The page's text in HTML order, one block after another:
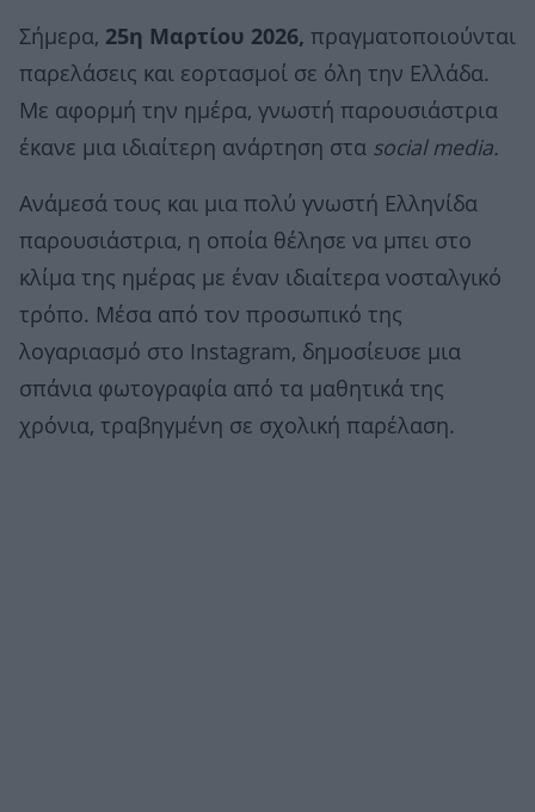
Σήμερα, 25η Μαρτίου 2026, πραγματοποιούνται
παρελάσεις και εορτασμοί σε όλη την Ελλάδα.
Με αφορμή την ημέρα, γνωστή παρουσιάστρια
έκανε μια ιδιαίτερη ανάρτηση στα social media.
Ανάμεσά τους και μια πολύ γνωστή Ελληνίδα
παρουσιάστρια, η οποία θέλησε να μπει στο
κλίμα της ημέρας με έναν ιδιαίτερα νοσταλγικό
τρόπο. Μέσα από τον προσωπικό της
λογαριασμό στο Instagram, δημοσίευσε μια
σπάνια φωτογραφία από τα μαθητικά της
χρόνια, τραβηγμένη σε σχολική παρέλαση.